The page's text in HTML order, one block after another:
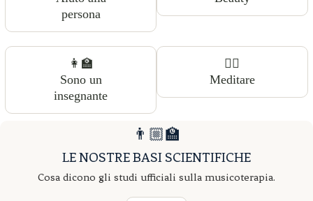
persona
👩‍🏫
Sono un
insegnante
🧘‍♀️
Meditare
👨🏼‍🏫
LE NOSTRE BASI SCIENTIFICHE
Cosa dicono gli studi ufficiali sulla musicoterapia.